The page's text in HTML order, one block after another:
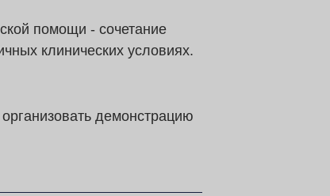
помощи - сочетание
клинических условиях.
демонстрацию